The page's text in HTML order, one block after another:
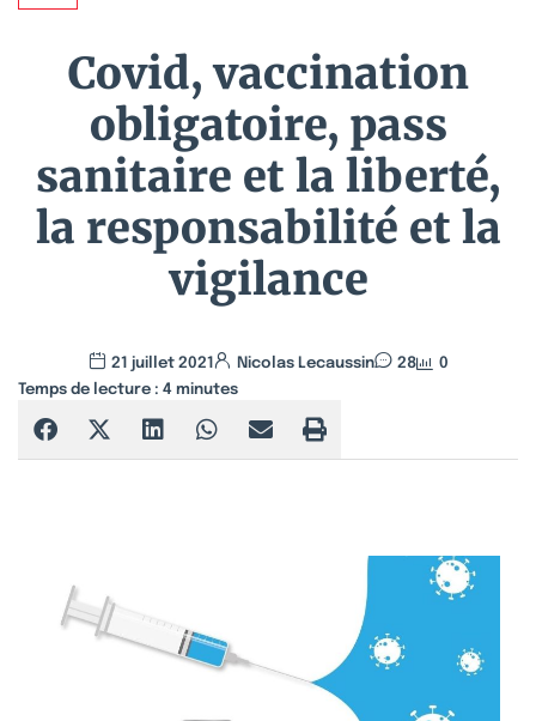
Covid, vaccination
obligatoire, pass
sanitaire et la liberté,
la responsabilité et la
vigilance
21 juillet 2021 Nicolas Lecaussin 28
0
Temps de lecture : 4 minutes